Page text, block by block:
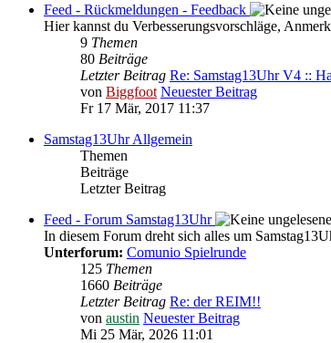
Feed - Rückmeldungen - Feedback
Hier kannst du Verbesserungsvorschläge,
9 Themen
80 Beiträge
Letzter Beitrag Re: Samstag13Uhr V4 ::
von Biggfoot Neuester Beitrag
Fr 17 Mär, 2017 11:37
Samstag13Uhr Allgemein
Themen
Beiträge
Letzter Beitrag
Feed - Forum Samstag13Uhr
In diesem Forum dreht sich alles um
Unterforum: Comunio Spielrunde
125 Themen
1660 Beiträge
Letzter Beitrag Re: der REIM!!
von austin Neuester Beitrag
Mi 25 Mär, 2026 11:01